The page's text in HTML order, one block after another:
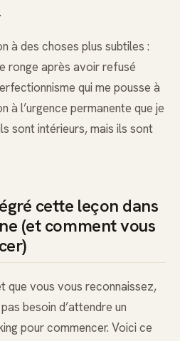
à des choses plus subtiles :
ronge après avoir refusé
qui me pousse à
à l’urgence permanente que je
sont intérieurs, mais ils sont
cette leçon dans
(et comment vous
que vous vous reconnaissez,
besoin d’attendre un
pour commencer. Voici ce